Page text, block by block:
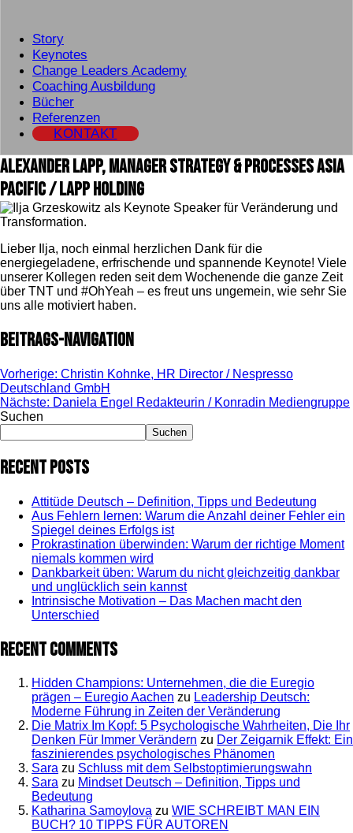
Story
Keynotes
Change Leaders Academy
Coaching Ausbildung
Bücher
Referenzen
KONTAKT
Alexander Lapp, Manager Strategy & Processes Asia
Pacific / Lapp Holding
Lieber Ilja, noch einmal herzlichen Dank für die
energiegeladene, erfrischende und spannende Keynote! Viele
unserer Kollegen reden seit dem Wochenende die ganze Zeit
über TNT und #OhYeah – es freut uns ungemein, wie sehr Sie
uns alle motiviert haben.
Beitrags-Navigation
Vorherige: Christin Kohnke, HR Director / Nespresso
Deutschland GmbH
Nächste: Daniela Engel Redakteurin / Konradin Mediengruppe
Suchen
Suchen
Recent Posts
Attitüde Deutsch – Definition, Tipps und Bedeutung
Aus Fehlern lernen: Warum die Anzahl deiner Fehler ein
Spiegel deines Erfolgs ist
Prokrastination überwinden: Warum der richtige Moment
niemals kommen wird
Dankbarkeit üben: Warum du nicht gleichzeitig dankbar
und unglücklich sein kannst
Intrinsische Motivation – Das Machen macht den
Unterschied
Recent Comments
Hidden Champions: Unternehmen, die die Euregio
prägen – Euregio Aachen zu Leadership Deutsch:
Moderne Führung in Zeiten der Veränderung
Die Matrix Im Kopf: 5 Psychologische Wahrheiten, Die Ihr
Denken Für Immer Verändern zu Der Zeigarnik Effekt: Ein
faszinierendes psychologisches Phänomen
Sara zu Schluss mit dem Selbstoptimierungswahn
Sara zu Mindset Deutsch – Definition, Tipps und
Bedeutung
Katharina Samoylova zu WIE SCHREIBT MAN EIN
BUCH? 10 TIPPS FÜR AUTOREN